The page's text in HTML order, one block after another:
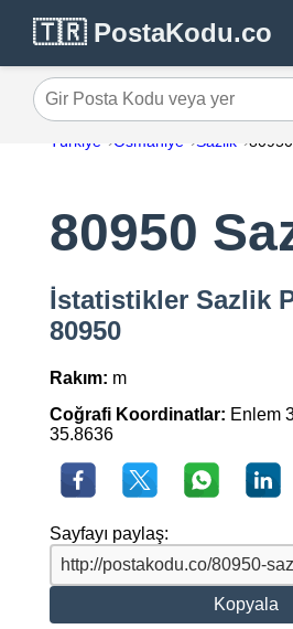
🇹🇷 PostaKodu.co
Gir Posta Kodu veya yer
Türkiye Osmaniye Sazlik 80950
80950
İstatistikler Sazlik
80950
Rakım: m
Coğrafi Koordinatlar: Enlem
35.8636
Sayfayı paylaş:
Kopyala